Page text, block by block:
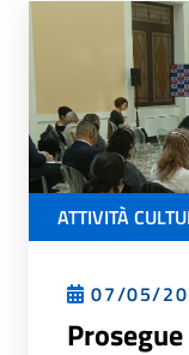
ATTIVITÀ
07/05/